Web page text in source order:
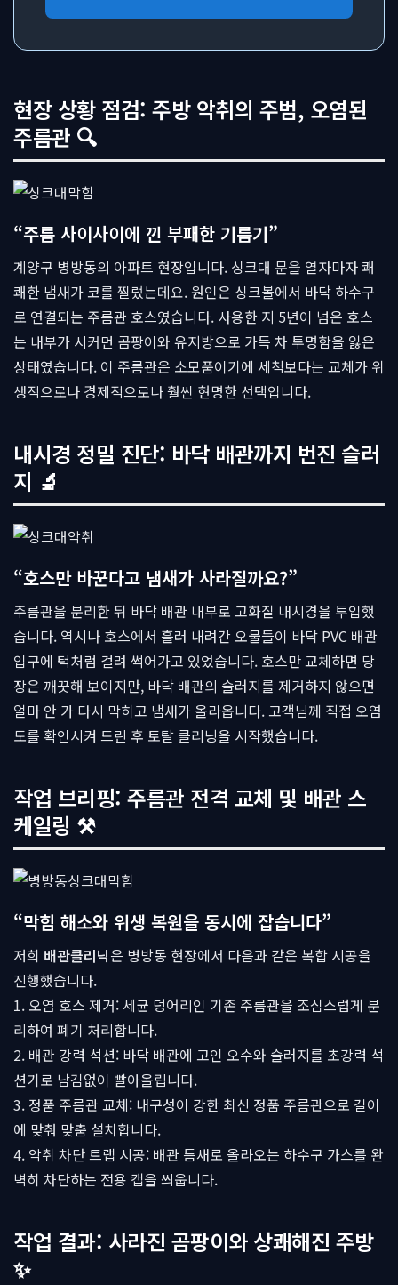
현장 상황 점검: 주방 악취의 주범, 오염된
주름관 🔍
“주름 사이사이에 낀 부패한 기름기”
계양구 병방동의 아파트 현장입니다. 싱크대 문을 열자마자 쾌
쾌한 냄새가 코를 찔렀는데요. 원인은 싱크볼에서 바닥 하수구
로 연결되는 주름관 호스였습니다. 사용한 지 5년이 넘은 호스
는 내부가 시커먼 곰팡이와 유지방으로 가득 차 투명함을 잃은
상태였습니다. 이 주름관은 소모품이기에 세척보다는 교체가 위
생적으로나 경제적으로나 훨씬 현명한 선택입니다.
내시경 정밀 진단: 바닥 배관까지 번진 슬러
지 🔬
“호스만 바꾼다고 냄새가 사라질까요?”
주름관을 분리한 뒤 바닥 배관 내부로 고화질 내시경을 투입했
습니다. 역시나 호스에서 흘러 내려간 오물들이 바닥 PVC 배관
입구에 턱처럼 걸려 썩어가고 있었습니다. 호스만 교체하면 당
장은 깨끗해 보이지만, 바닥 배관의 슬러지를 제거하지 않으면
얼마 안 가 다시 막히고 냄새가 올라옵니다. 고객님께 직접 오염
도를 확인시켜 드린 후 토탈 클리닝을 시작했습니다.
작업 브리핑: 주름관 전격 교체 및 배관 스
케일링 ⚒
“막힘 해소와 위생 복원을 동시에 잡습니다”
저희 배관클리닉은 병방동 현장에서 다음과 같은 복합 시공을
진행했습니다.
1. 오염 호스 제거: 세균 덩어리인 기존 주름관을 조심스럽게 분
리하여 폐기 처리합니다.
2. 배관 강력 석션: 바닥 배관에 고인 오수와 슬러지를 초강력 석
션기로 남김없이 빨아올립니다.
3. 정품 주름관 교체: 내구성이 강한 최신 정품 주름관으로 길이
에 맞춰 맞춤 설치합니다.
4. 악취 차단 트랩 시공: 배관 틈새로 올라오는 하수구 가스를 완
벽히 차단하는 전용 캡을 씌웁니다.
작업 결과: 사라진 곰팡이와 상쾌해진 주방
✨